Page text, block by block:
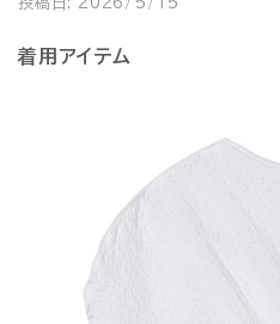
投稿日: 2026/5/15
着用アイテム